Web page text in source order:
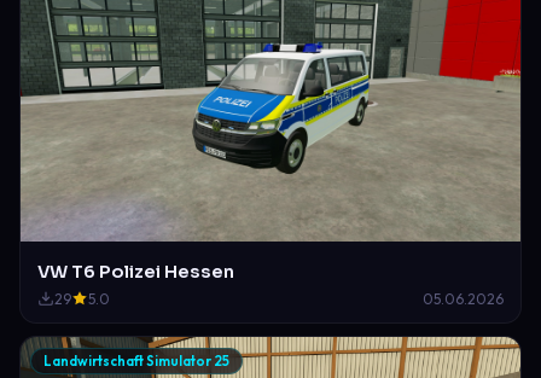
VW T6 Polizei Hessen
29 5.0 05.06.2026
Landwirtschaft Simulator 25